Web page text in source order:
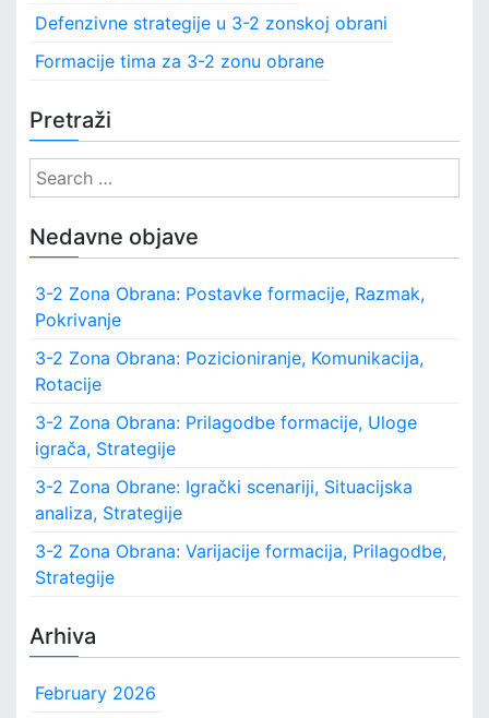
Defenzivne strategije u 3-2 zonskoj obrani
Formacije tima za 3-2 zonu obrane
Pretraži
S
e
r
h
o
Nedavne objave
3-2 Zona Obrana: Postavke formacije, Razmak,
Pokrivanje
3-2 Zona Obrana: Pozicioniranje, Komunikacija,
Rotacije
3-2 Zona Obrana: Prilagodbe formacije, Uloge
igrača, Strategije
3-2 Zona Obrane: Igrački scenariji, Situacijska
analiza, Strategije
3-2 Zona Obrana: Varijacije formacija, Prilagodbe,
Strategije
Arhiva
February 2026